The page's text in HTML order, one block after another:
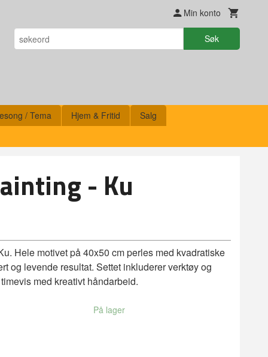
Min konto
Søk
/ Tema Hjem & Fritid Salg
- Ku
Hele motivet på 40x50 cm perles med kvadratiske
og levende resultat. Settet inkluderer verktøy og
med kreativt håndarbeid.
På lager